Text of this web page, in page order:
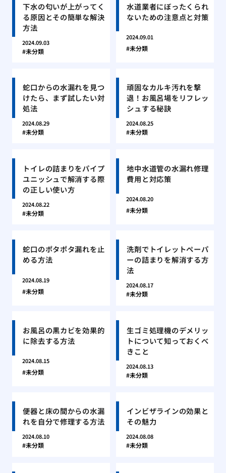
下水の匂いが上がってく
る原因とその簡単な解決
方法
2024.09.03
未分類
水道業者にぼったくられ
ないための注意点と対策
2024.09.01
未分類
蛇口からの水漏れを見つ
けたら、まず試したい対
処法
2024.08.29
未分類
頑固なカルキ汚れを撃
退！お風呂場をリフレッ
シュする秘訣
2024.08.25
未分類
トイレの詰まりをパイプ
ユニッシュで解消する際
の正しい使い方
2024.08.22
未分類
地中水道管の水漏れ修理
費用と対応策
2024.08.20
未分類
蛇口のポタポタ漏れを止
める方法
2024.08.19
未分類
洗剤でトイレットペーパ
ーの詰まりを解消する方
法
2024.08.17
未分類
お風呂の黒カビを効果的
に除去する方法
2024.08.15
未分類
生ゴミ処理機のデメリッ
トについて知っておくべ
きこと
2024.08.13
未分類
便器と床の間からの水漏
れを自分で修理する方法
2024.08.10
未分類
インビザラインの効果と
その魅力
2024.08.08
未分類